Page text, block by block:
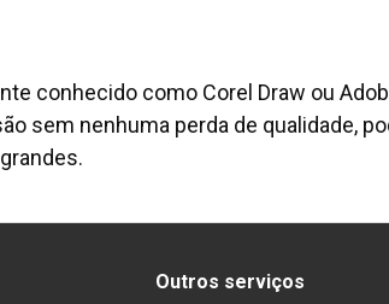
conhecido como Corel Draw ou
sem nenhuma perda de qualidade,
Outros serviços